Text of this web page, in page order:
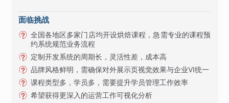
面临挑战
全国各地区多家门店均开设烘焙课程，急需专业的课程预
约系统规范业务流程
定制开发系统的周期长，灵活性差，成本高
品牌风格鲜明，需确保对外展示页视觉效果与企业VI统一
课程类型多，学员多，需要提升学员管理工作效率
希望获得更深入的运营工作可视化分析